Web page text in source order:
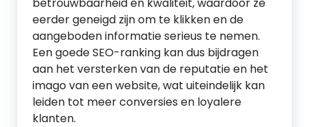
eerder geneigd zijn om te klikken en de
aangeboden informatie serieus te nemen.
Een goede SEO-ranking kan dus bijdragen
aan het versterken van de reputatie en het
imago van een website, wat uiteindelijk kan
leiden tot meer conversies en loyalere
klanten.